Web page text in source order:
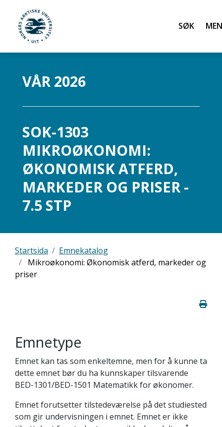
UiT Norges arktiske universitet Søk
VÅR 2026
SOK-1303
MIKROØKONOMI:
ØKONOMISK ATFERD,
MARKEDER OG PRISER -
7.5 STP
Startsida
Emnekatalog
Mikroøkonomi: Økonomisk atferd, markeder og
priser
Emnetype
Emnet kan tas som enkeltemne, men for å kunne ta
dette emnet bør du ha kunnskaper tilsvarende
BED-1301/BED-1501 Matematikk for økonomer.
Emnet forutsetter tilstedeværelse på det studiested
som gir undervisningen i emnet. Emnet er ikke